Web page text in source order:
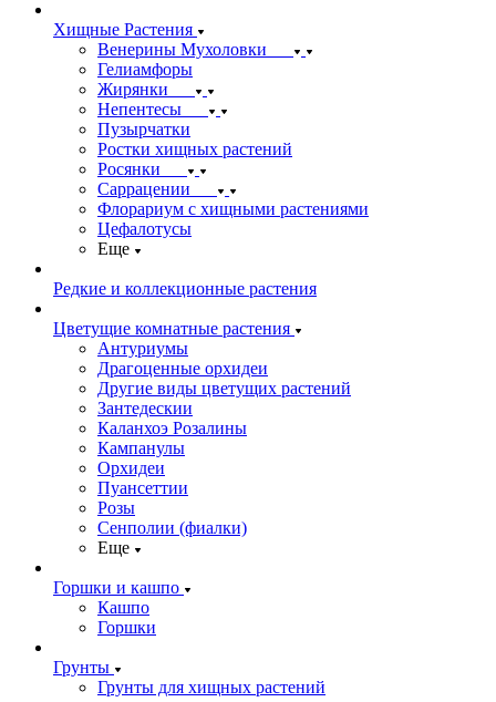
Хищные Растения
Венерины Мухоловки
Гелиамфоры
Жирянки
Непентесы
Пузырчатки
Ростки хищных растений
Росянки
Саррацении
Флорариум с хищными растениями
Цефалотусы
Еще
Редкие и коллекционные растения
Цветущие комнатные растения
Антуриумы
Драгоценные орхидеи
Другие виды цветущих растений
Зантедескии
Каланхоэ Розалины
Кампанулы
Орхидеи
Пуансеттии
Розы
Сенполии (фиалки)
Еще
Горшки и кашпо
Кашпо
Горшки
Грунты
Грунты для хищных растений